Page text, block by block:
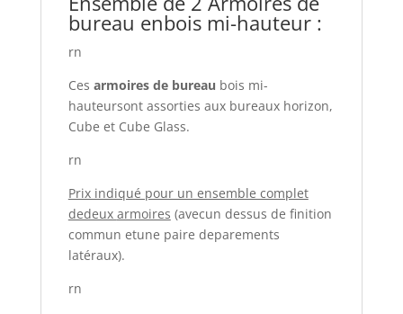
bureau enbois mi-hauteur :
rn
Ces armoires de bureau bois mi-
hauteursont assorties aux bureaux horizon,
Cube et Cube Glass.
rn
Prix indiqué pour un ensemble complet
dedeux armoires (avecun dessus de finition
commun etune paire deparements
latéraux).
rn